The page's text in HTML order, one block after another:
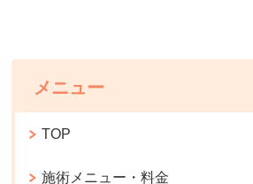
メニュー
TOP
施術メニュー・料金